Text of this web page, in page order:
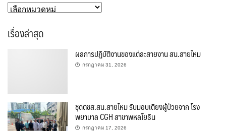
หมวด
เรื่องล่าสุด
ผลการปฏิบัติงานของแต่ละสายงาน สน.สายไหม
กรกฎาคม 31, 2026
ชุดตชส.สน.สายไหม รับมอบเตียงผู้ป่วยจาก โรง
พยาบาล CGH สาขาพหลโยธิน
กรกฎาคม 17, 2026